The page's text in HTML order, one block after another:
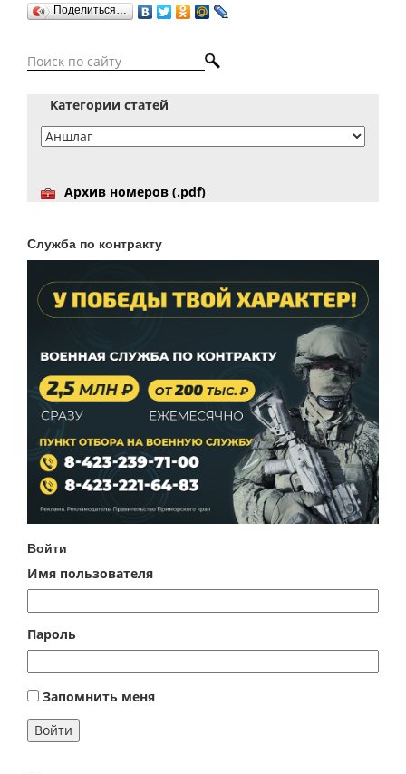
Поделиться…
Категории статей
Архив номеров (.pdf)
Служба по контракту
Войти
Имя пользователя
Пароль
Запомнить меня
Войти